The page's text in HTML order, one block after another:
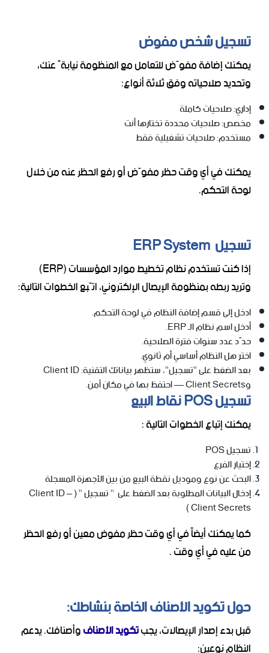
تسجيل شخص مفوض
يمكنك إضافة مفوّض للتعامل مع المنظومة نيابةً عنك،
وتحديد صلاحياته وفق ثلاثة أنواع:
إداري: صلاحيات كاملة
مخصص: صلاحيات محددة تختارها أنت
مستخدم: صلاحيات تشغيلية فقط
يمكنك في أي وقت حظر مفوّض أو رفع الحظر عنه من خلال
لوحة التحكم.
تسجيل ERP System
إذا كنت تستخدم نظام تخطيط موارد المؤسسات (ERP)
وتريد ربطه بمنظومة الإيصال الإلكتروني، اتّبع الخطوات التالية:
ادخل إلى قسم إضافة النظام في لوحة التحكم.
أدخل اسم نظام الـ ERP.
حدّد عدد سنوات فترة الصلاحية.
اختر هل النظام أساسي أم ثانوي.
بعد الضغط على "تسجيل"، ستظهر بياناتك التقنية: Client ID
وClient Secrets — احتفظ بها في مكان آمن.
تسجيل POS نقاط البيع
يمكنك إتباع الخطوات التالية :
تسجيل POS
إختيار الفرع
البحث عن نوع وموديل نقطة البيع من بين الأجهزة المسجلة
إدخال البيانات المطلوبة بعد الضغط على " تسجيل " ( Client ID –
Client Secrets )
كما يمكنك أيضاً في أي وقت حظر مفوض معين أو رفع الحظر
من عليه في أي وقت .
حول تكويد الأصناف الخاصة بنشاطك:
قبل بدء إصدار الإيصالات، يجبتكويد الأصنافوأصنافك. يدعم